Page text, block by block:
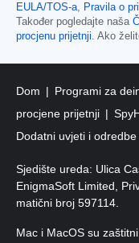
EULA/TOS-a
Pravila o
Također pogledajte naša
procjenu prijetnji . Ako
Dom Programi za
procjene prijetnji
Dodatni uvjeti i odredbe
Sjedište ureda: Ulica
EnigmaSoft Limited,
matični broj 597114.
Mac i MacOS su